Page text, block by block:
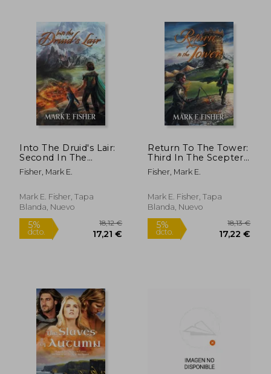
5%
dcto. 19,00 €
5%
dcto.
Into The Druid's Lair:
Second In The
Scepter and Tower
Trilogy (en Inglés)
Fisher, Mark E.
Mark E. Fisher, Tapa
Blanda, Nuevo
Return To The Tower:
Third In The Scepter
and Tower Trilogy (en
Inglés)
Fisher, Mark E.
Mark E. Fisher, Tapa
Blanda, Nuevo